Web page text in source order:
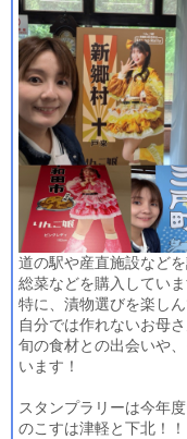
道の駅や産直施設など
総菜などを購入していま
特に、漬物選びを楽しん
自分では作れないお母
旬の食材との出会いや
います！
スタンプラリーは今年
のこすは津軽と下北！！